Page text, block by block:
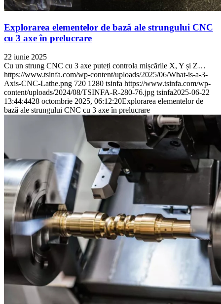
Explorarea elementelor de bază ale strungului CNC
cu 3 axe în prelucrare
22 iunie 2025
Cu un strung CNC cu 3 axe puteți controla mișcările X, Y și Z…
https://www.tsinfa.com/wp-content/uploads/2025/06/What-is-a-3-
Axis-CNC-Lathe.png 720 1280 tsinfa https://www.tsinfa.com/wp-
content/uploads/2024/08/TSINFA-R-280-76.jpg tsinfa2025-06-22
13:44:4428 octombrie 2025, 06:12:20Explorarea elementelor de
bază ale strungului CNC cu 3 axe în prelucrare